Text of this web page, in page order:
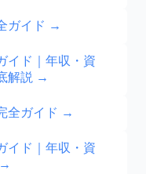
ガイド →
イド｜年収・資
解説 →
全ガイド →
イド｜年収・資
→